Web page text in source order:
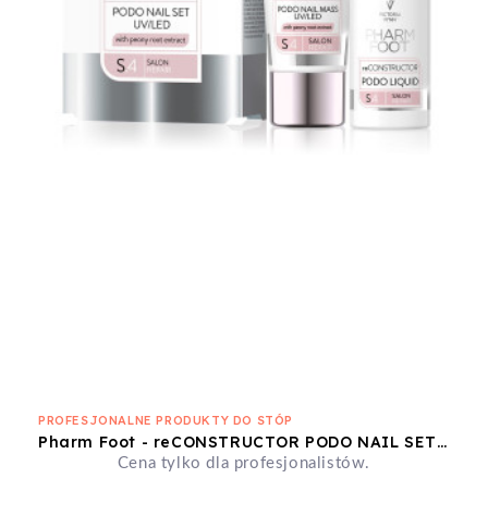
PROFESJONALNE PRODUKTY DO STÓP
Pharm Foot - reCONSTRUCTOR PODO NAIL SET UV/LED
Cena tylko dla profesjonalistów.